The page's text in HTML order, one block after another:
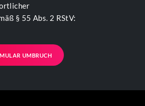
§ 55 Abs. 2 RStV:
UMBRUCH